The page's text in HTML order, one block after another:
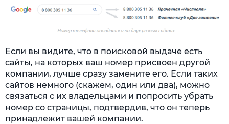
Если вы видите, что в поисковой выдаче есть
сайты, на которых ваш номер присвоен другой
компании, лучше сразу замените его. Если таких
сайтов немного (скажем, один или два), можно
связаться с их владельцами и попросить убрать
номер со страницы, подтвердив, что он теперь
принадлежит вашей компании.